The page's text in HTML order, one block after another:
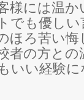
様には温
でも優し
ほろ苦い
者の方との
いい経験